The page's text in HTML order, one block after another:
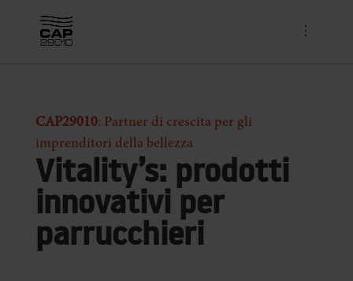
CAP29010: Partner di crescita per gli
imprenditori della bellezza
Vitality’s: prodotti
innovativi per
parrucchieri